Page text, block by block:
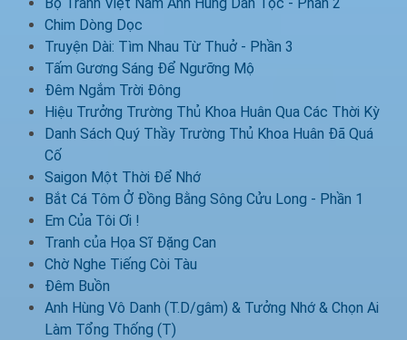
Chim Dòng Dọc
Truyện Dài: Tìm Nhau Từ Thuở - Phần 3
Tấm Gương Sáng Để Ngưỡng Mộ
Đêm Ngắm Trời Đông
Hiệu Trưởng Trường Thủ Khoa Huân Qua Các Thời Kỳ
Danh Sách Quý Thầy Trường Thủ Khoa Huân Đã Quá
Cố
Saigon Một Thời Để Nhớ
Bắt Cá Tôm Ở Đồng Bằng Sông Cửu Long - Phần 1
Em Của Tôi Ơi !
Tranh của Họa Sĩ Đặng Can
Chờ Nghe Tiếng Còi Tàu
Đêm Buồn
Anh Hùng Vô Danh (T.D/gâm) & Tưởng Nhớ & Chọn Ai
Làm Tổng Thống (T)